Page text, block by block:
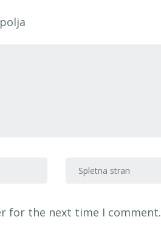
Spletna stran
for the next time I comment.